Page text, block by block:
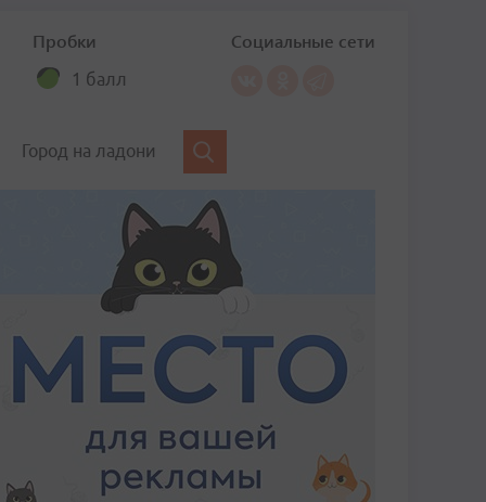
Пробки
1 балл
Социальные сети
Город на ладони